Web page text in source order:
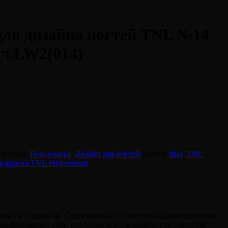
Гель-краска Дизайн для ногтей 8мл, TNL
краска TNL Professional